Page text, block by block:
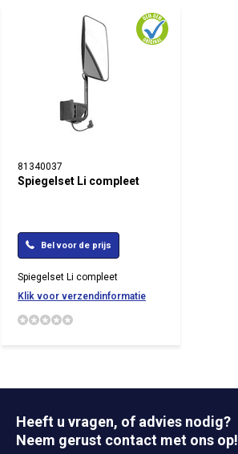
81340037
Spiegelset Li compleet
Bel voor de prijs
Spiegelset Li compleet
Klik voor verzendinformatie
Heeft u vragen, of advies nodig?
Neem gerust contact met ons op!